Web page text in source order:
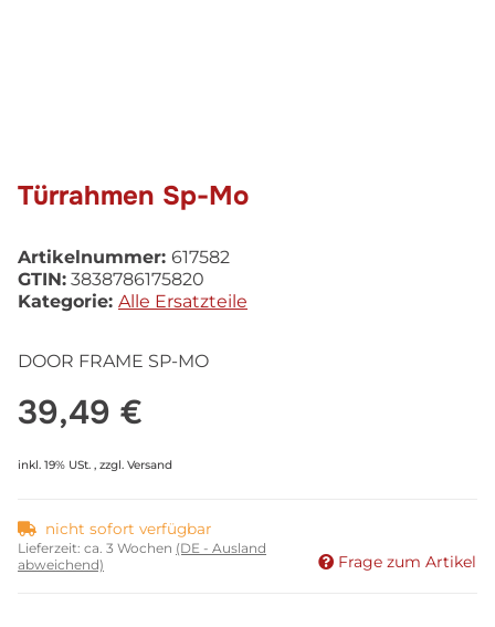
Türrahmen Sp-Mo
Artikelnummer: 617582
GTIN: 3838786175820
Kategorie: Alle Ersatzteile
DOOR FRAME SP-MO
39,49 €
inkl. 19% USt. , zzgl. Versand
nicht sofort verfügbar
Lieferzeit: ca. 3 Wochen (DE - Ausland
abweichend)
Frage zum Artikel